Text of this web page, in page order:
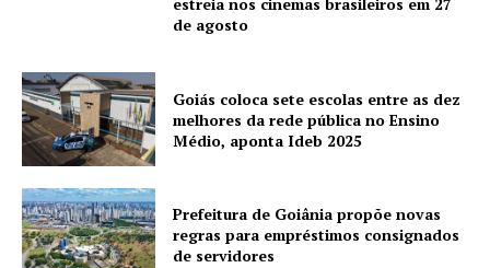
de agosto
Goiás coloca sete escolas entre as dez
melhores da rede pública no Ensino
Médio, aponta Ideb 2025
Prefeitura de Goiânia propõe novas
regras para empréstimos consignados
de servidores